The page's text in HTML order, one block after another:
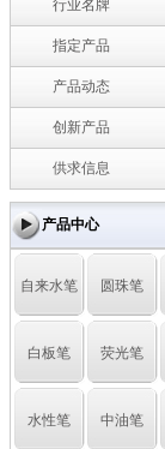
行业名牌
指定产品
产品动态
创新产品
供求信息
产品中心
自来水笔 圆珠笔
白板笔 荧光笔
水性笔 中油笔